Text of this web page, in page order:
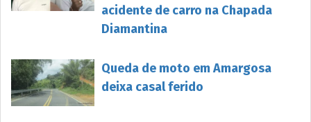
acidente de carro na Chapada
Diamantina
Queda de moto em Amargosa
deixa casal ferido